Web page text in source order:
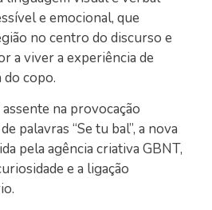
e emocional, que
no centro do discurso e
a viver a experiência de
copo.
na provocação
palavras “Se tu bal”, a nova
pela agência criativa GBNT,
e a ligação